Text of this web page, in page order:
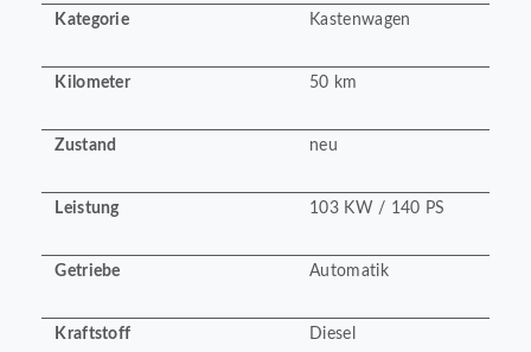
Kategorie Kastenwagen
Kilometer 50 km
Zustand neu
Leistung 103 KW / 140 PS
Getriebe Automatik
Kraftstoff Diesel